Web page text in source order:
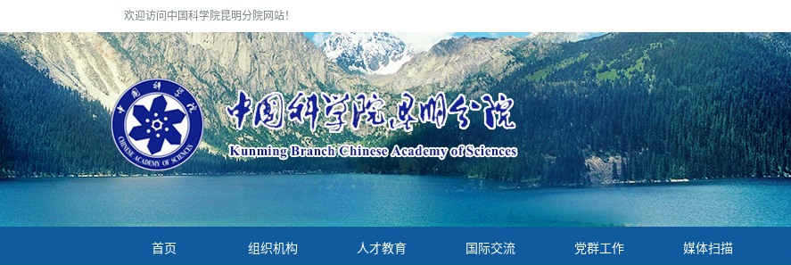
欢迎访问中国科学院昆明分院网站！
首页 组织机构 人才教育 国际交流 党群工作 媒体扫描